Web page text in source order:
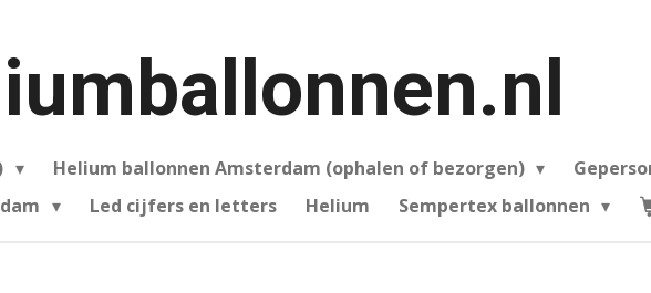
Helium ballonnen Amsterdam (ophalen of bezorgen)
Led cijfers en letters Helium Sempertex ballonnen